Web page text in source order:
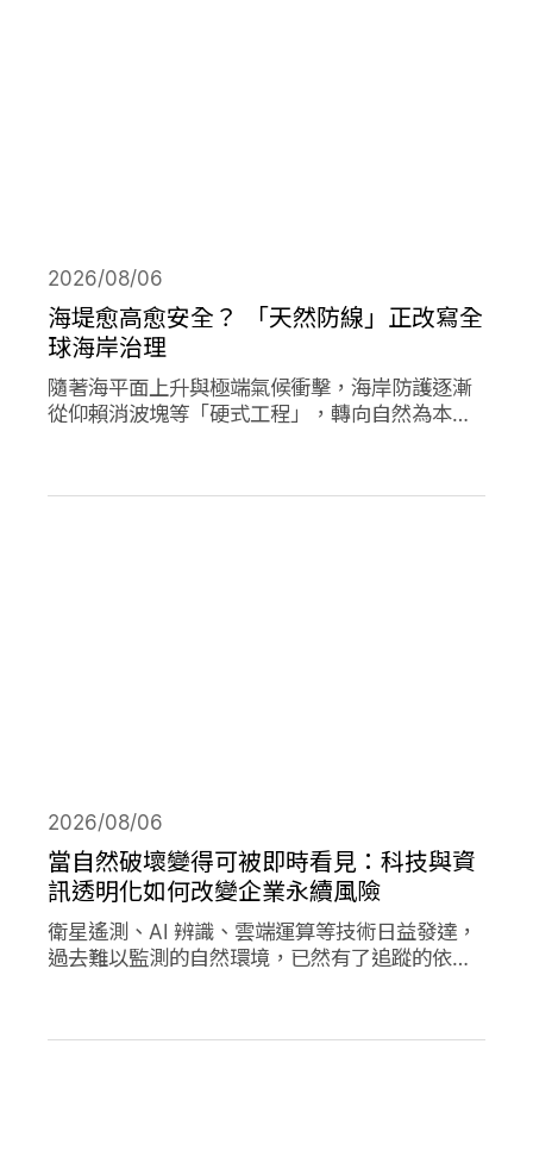
海堤愈高愈安全？ 「天然防線」正改寫全
球海岸治理
2026/08/06
隨著海平面上升與極端氣候衝擊，海岸防護逐漸
從仰賴消波塊等「硬式工程」，轉向自然為本的
成為守護海岸的「天然防線」。
當自然破壞變得可被即時看見：科技與資
訊透明化如何改變企業永續風險
2026/08/06
衛星遙測、AI 辨識、雲端運算等技術日益發達，
過去難以監測的自然環境，已然有了追蹤的依